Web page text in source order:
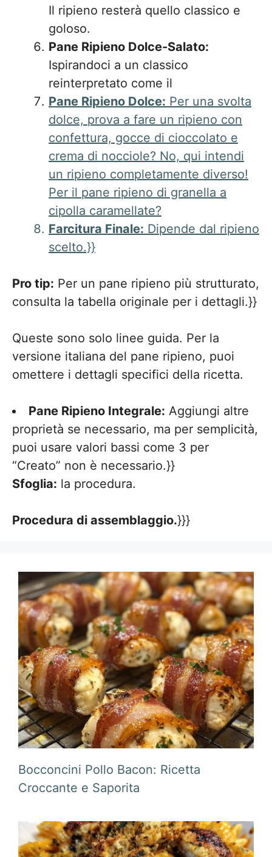
Il ripieno resterà quello classico e
goloso.
Pane Ripieno Dolce-Salato:
Ispirandoci a un classico
reinterpretato come il
Pane Ripieno Dolce: Per una svolta
dolce, prova a fare un ripieno con
confettura, gocce di cioccolato e
crema di nocciole? No, qui intendi
un ripieno completamente diverso!
Per il pane ripieno di granella a
cipolla caramellate?
Farcitura Finale: Dipende dal ripieno
scelto.}}
Pro tip: Per un pane ripieno più strutturato,
consulta la tabella originale per i dettagli.}}
Queste sono solo linee guida. Per la
versione italiana del pane ripieno, puoi
omettere i dettagli specifici della ricetta.
Pane Ripieno Integrale: Aggiungi altre
proprietà se necessario, ma per semplicità,
puoi usare valori bassi come 3 per
“Creato” non è necessario.}}
Sfoglia: la procedura.
Procedura di assemblaggio.}}}
Bocconcini Pollo Bacon: Ricetta
Croccante e Saporita